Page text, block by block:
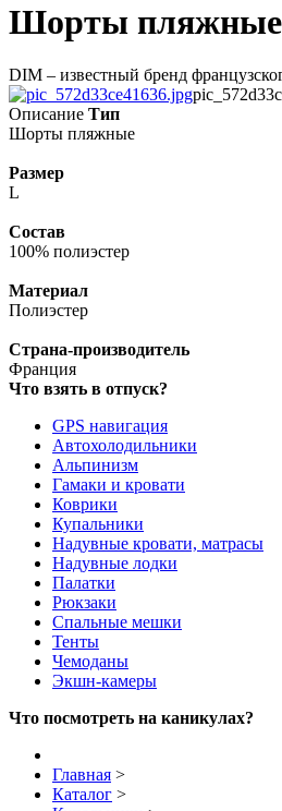
Шорты пляжные
DIM – известный бренд
Описание Тип
Шорты пляжные
Размер
L
Состав
100% полиэстер
Материал
Полиэстер
Страна-производитель
Франция
Что взять в отпуск?
GPS навигация
Автохолодильники
Альпинизм
Гамаки и кровати
Коврики
Купальники
Надувные кровати, матрасы
Надувные лодки
Палатки
Рюкзаки
Спальные мешки
Тенты
Чемоданы
Экшн-камеры
Что посмотреть на каникулах?
Главная >
Каталог >